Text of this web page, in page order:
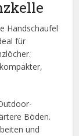
Handschaufel
für
Böden.
und